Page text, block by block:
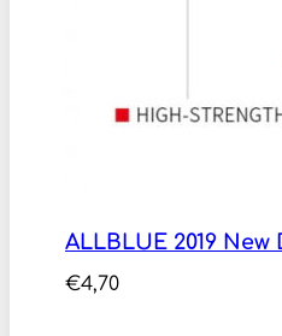
ALLBLUE 2019
€4,70